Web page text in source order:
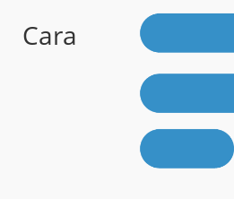
Cara